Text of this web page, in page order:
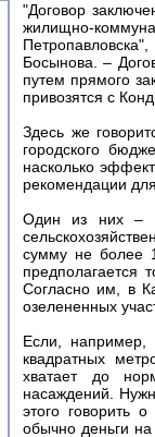
"Договор
жилищно-
Босынова. –
путем прямого
привозятся с
Здесь же
городского
насколько
рекомендации
Один из них –
сумму не более
предполагается
Согласно им, в
озелененных
Если, например,
квадратных
хватает до
насаждений.
этого говорить
обычно деньги